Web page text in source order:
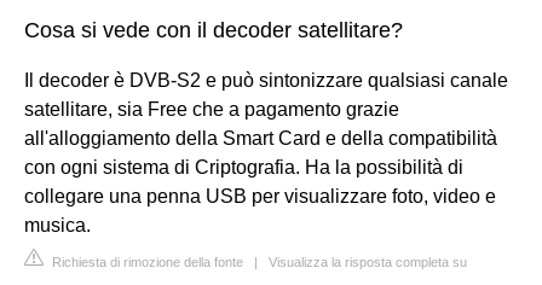
Cosa si vede con il decoder satellitare?
Il decoder è DVB-S2 e può sintonizzare qualsiasi canale
satellitare, sia Free che a pagamento grazie
all'alloggiamento della Smart Card e della compatibilità
con ogni sistema di Criptografia. Ha la possibilità di
collegare una penna USB per visualizzare foto, video e
musica.
Richiesta di rimozione della fonte | Visualizza la risposta completa su